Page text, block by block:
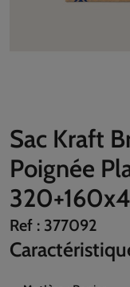
Sac Kraft
Poignée
Ref : 377092